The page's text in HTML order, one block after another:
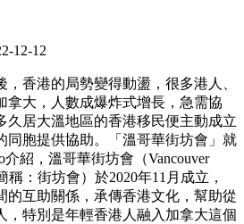
12-12
，香港的局勢變得動盪，很多港人、
拿大，人數成爆炸式增長，急需協
久居大溫地區的香港移民便主動成立
同胞提供協助。「溫哥華街坊會」就
紹，溫哥華街坊會（Vancouver
稱：街坊會）於2020年11月成立，
的互助關係，承傳香港文化，幫助從
，特別是年輕香港人融入加拿大這個